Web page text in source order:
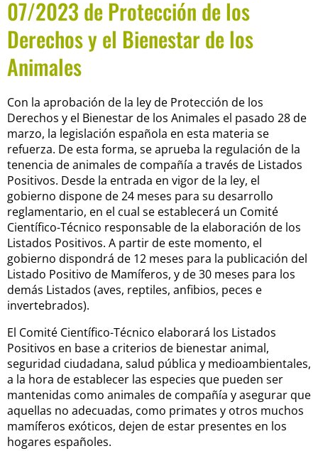
07/2023 de Protección de los
Derechos y el Bienestar de los
Animales
Con la aprobación de la ley de Protección de los
Derechos y el Bienestar de los Animales el pasado 28 de
marzo, la legislación española en esta materia se
refuerza. De esta forma, se aprueba la regulación de la
tenencia de animales de compañía a través de Listados
Positivos. Desde la entrada en vigor de la ley, el
gobierno dispone de 24 meses para su desarrollo
reglamentario, en el cual se establecerá un Comité
Científico-Técnico responsable de la elaboración de los
Listados Positivos. A partir de este momento, el
gobierno dispondrá de 12 meses para la publicación del
Listado Positivo de Mamíferos, y de 30 meses para los
demás Listados (aves, reptiles, anfibios, peces e
invertebrados).
El Comité Científico-Técnico elaborará los Listados
Positivos en base a criterios de bienestar animal,
seguridad ciudadana, salud pública y medioambientales,
a la hora de establecer las especies que pueden ser
mantenidas como animales de compañía y asegurar que
aquellas no adecuadas, como primates y otros muchos
mamíferos exóticos, dejen de estar presentes en los
hogares españoles.